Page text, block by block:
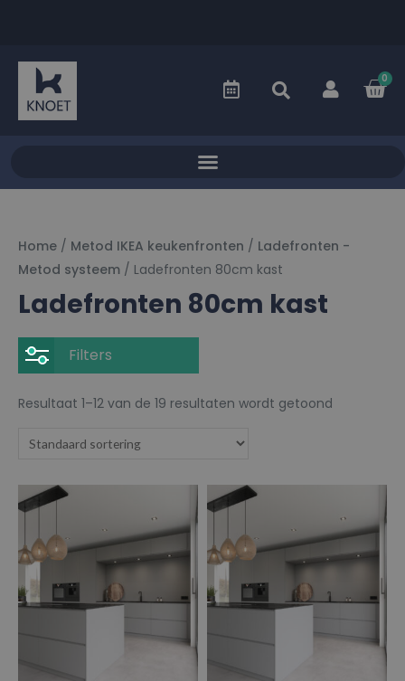
0
Home / Metod IKEA keukenfronten / Ladefronten -
Metod systeem / Ladefronten 80cm kast
Ladefronten 80cm kast
Filters
Resultaat 1–12 van de 19 resultaten wordt getoond